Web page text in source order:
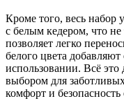
Кроме того, весь
с белым кедером, что
позволяет легко
белого цвета
использовании. Всё
выбором для
комфорт и